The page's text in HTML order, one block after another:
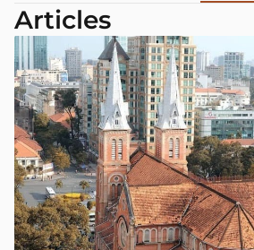
Articles